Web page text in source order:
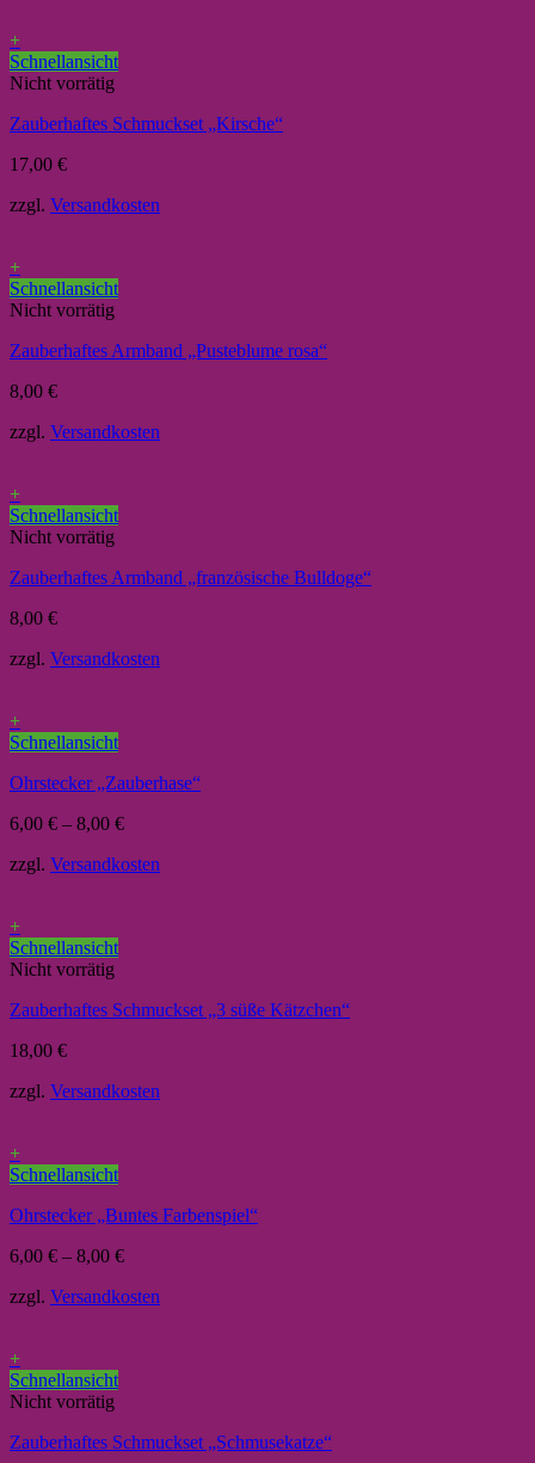
+
Schnellansicht
Nicht vorrätig
Zauberhaftes Schmuckset „Kirsche“
17,00 €
zzgl. Versandkosten
+
Schnellansicht
Nicht vorrätig
Zauberhaftes Armband „Pusteblume rosa“
8,00 €
zzgl. Versandkosten
+
Schnellansicht
Nicht vorrätig
Zauberhaftes Armband „französische Bulldoge“
8,00 €
zzgl. Versandkosten
+
Schnellansicht
Ohrstecker „Zauberhase“
6,00 € – 8,00 €
zzgl. Versandkosten
+
Schnellansicht
Nicht vorrätig
Zauberhaftes Schmuckset „3 süße Kätzchen“
18,00 €
zzgl. Versandkosten
+
Schnellansicht
Ohrstecker „Buntes Farbenspiel“
6,00 € – 8,00 €
zzgl. Versandkosten
+
Schnellansicht
Nicht vorrätig
Zauberhaftes Schmuckset „Schmusekatze“